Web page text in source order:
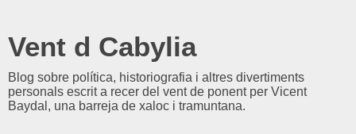
Vent d Cabylia
Blog sobre política, historiografia i altres divertiments
personals escrit a recer del vent de ponent per Vicent
Baydal, una barreja de xaloc i tramuntana.